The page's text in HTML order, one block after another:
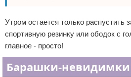
Утром остается только распустить
спортивную резинку или ободок с
главное - просто!
Барашки-невидимки